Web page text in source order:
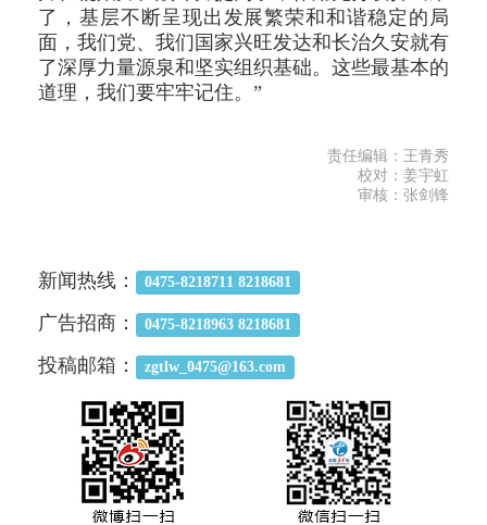
了，基层不断呈现出发展繁荣和和谐稳定的局
面，我们党、我们国家兴旺发达和长治久安就有
了深厚力量源泉和坚实组织基础。这些最基本的
道理，我们要牢牢记住。”
责任编辑：王青秀
校对：姜宇虹
审核：张剑锋
新闻热线： 0475-8218711 8218681
广告招商： 0475-8218963 8218681
投稿邮箱： zgtlw_0475@163.com